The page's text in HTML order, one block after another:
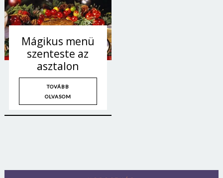
Mágikus menü
szenteste az
asztalon
TOVÁBB
OLVASOM